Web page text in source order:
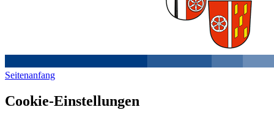
Seitenanfang
Cookie-Einstellungen